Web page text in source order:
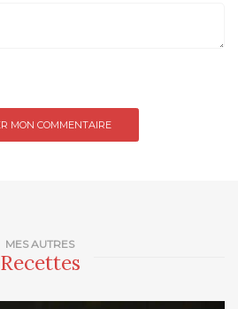
MES AUTRES
Recettes